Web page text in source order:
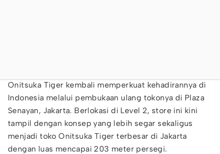
Onitsuka Tiger kembali memperkuat kehadirannya di
Indonesia melalui pembukaan ulang tokonya di Plaza
Senayan, Jakarta. Berlokasi di Level 2, store ini kini
tampil dengan konsep yang lebih segar sekaligus
menjadi toko Onitsuka Tiger terbesar di Jakarta
dengan luas mencapai 203 meter persegi.